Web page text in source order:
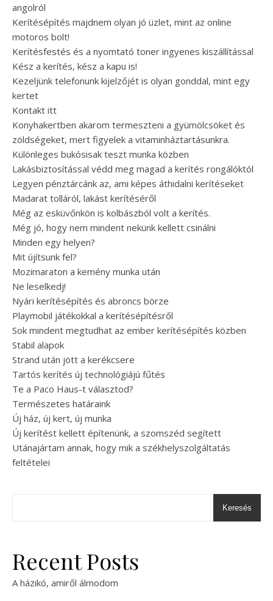
angolról
Kerítésépítés majdnem olyan jó üzlet, mint az online
motoros bolt!
Kerítésfestés és a nyomtató toner ingyenes kiszállítással
Kész a kerítés, kész a kapu is!
Kezeljünk telefonunk kijelzőjét is olyan gonddal, mint egy
kertet
Kontakt itt
Konyhakertben akarom termeszteni a gyümölcsöket és
zöldségeket, mert figyelek a vitaminháztartásunkra.
Különleges bukósisak teszt munka közben
Lakásbiztosítással védd meg magad a kerítés rongálóktól
Legyen pénztárcánk az, ami képes áthidalni kerítéseket
Madarat tolláról, lakást kerítéséről
Még az esküvőnkön is kolbászból volt a kerítés.
Még jó, hogy nem mindent nekünk kellett csinálni
Minden egy helyen?
Mit újítsunk fel?
Mozimaraton a kemény munka után
Ne leselkedj!
Nyári kerítésépítés és abroncs börze
Playmobil játékokkal a kerítésépítésről
Sok mindent megtudhat az ember kerítésépítés közben
Stabil alapok
Strand után jött a kerékcsere
Tartós kerítés új technológiájú fűtés
Te a Paco Haus-t választod?
Természetes határaink
Új ház, új kert, új munka
Új kerítést kellett építenünk, a szomszéd segített
Utánajártam annak, hogy mik a székhelyszolgáltatás
feltételei
Keresés
Recent Posts
A házikó, amiről álmodom